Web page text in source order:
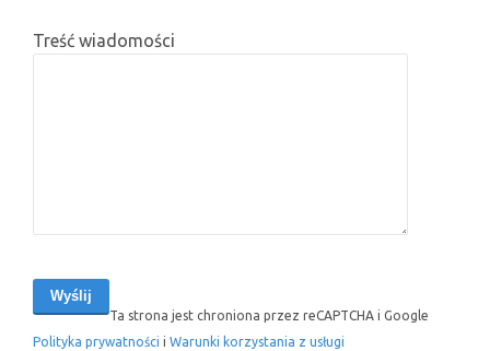
Treść wiadomości
Ta strona jest chroniona przez reCAPTCHA i Google
Polityka prywatności i Warunki korzystania z usługi